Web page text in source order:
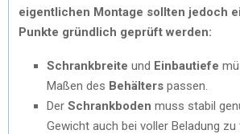
eigentlichen Montage sollten jedoch
Punkte gründlich geprüft werden:
Schrankbreite und Einbautiefe
Maßen des Behälters passen.
Der Schrankboden muss stabil
Gewicht auch bei voller Beladung zu